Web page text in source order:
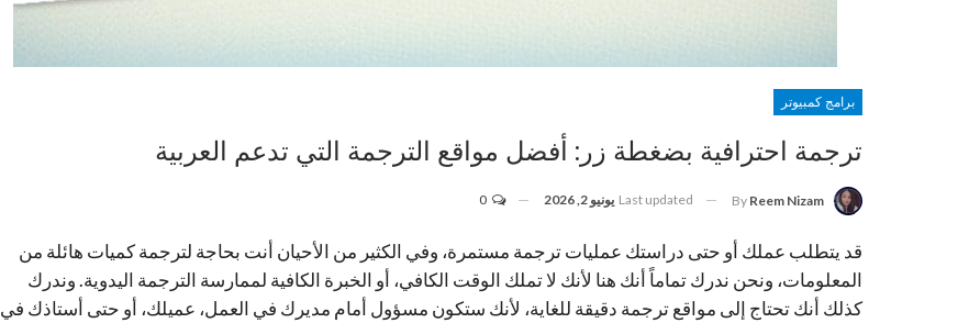
برامج كمبيوتر
ترجمة احترافية بضغطة زر: أفضل مواقع الترجمة التي تدعم العربية
By Reem Nizam
Last updated يونيو 2, 2026
قد يتطلب عملك أو حتى دراستك عمليات ترجمة مستمرة، وفي الكثير من الأحيان أنت بحاجة لترجمة كميات هائلة من
المعلومات، ونحن ندرك تماماً أنك هنا لأنك لا تملك الوقت الكافي، أو الخبرة الكافية لممارسة الترجمة اليدوية. وندرك
كذلك أنك تحتاج إلى مواقع ترجمة دقيقة للغاية، لأنك ستكون مسؤول أمام مديرك في العمل، عميلك، أو حتى أستاذك في